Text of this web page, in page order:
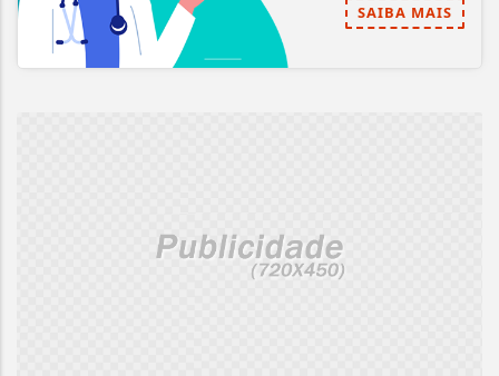
SAIBA MAIS